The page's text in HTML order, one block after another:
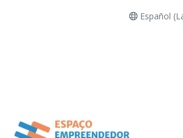
Español